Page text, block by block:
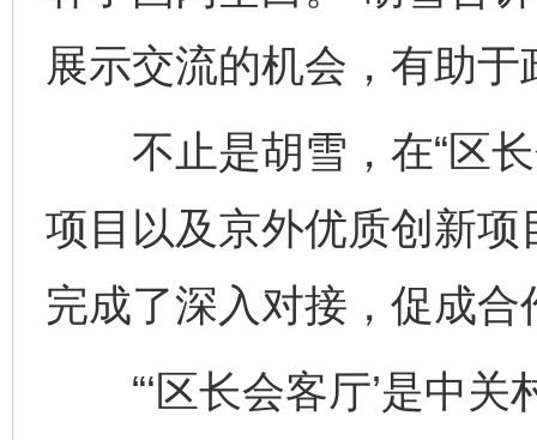
展示交流的机会，有助
不止是胡雪，在“区长
项目以及京外优质创新
完成了深入对接，促成合
“‘区长会客厅’是中关